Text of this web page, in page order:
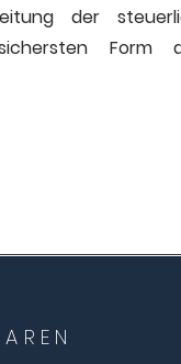
der
Form